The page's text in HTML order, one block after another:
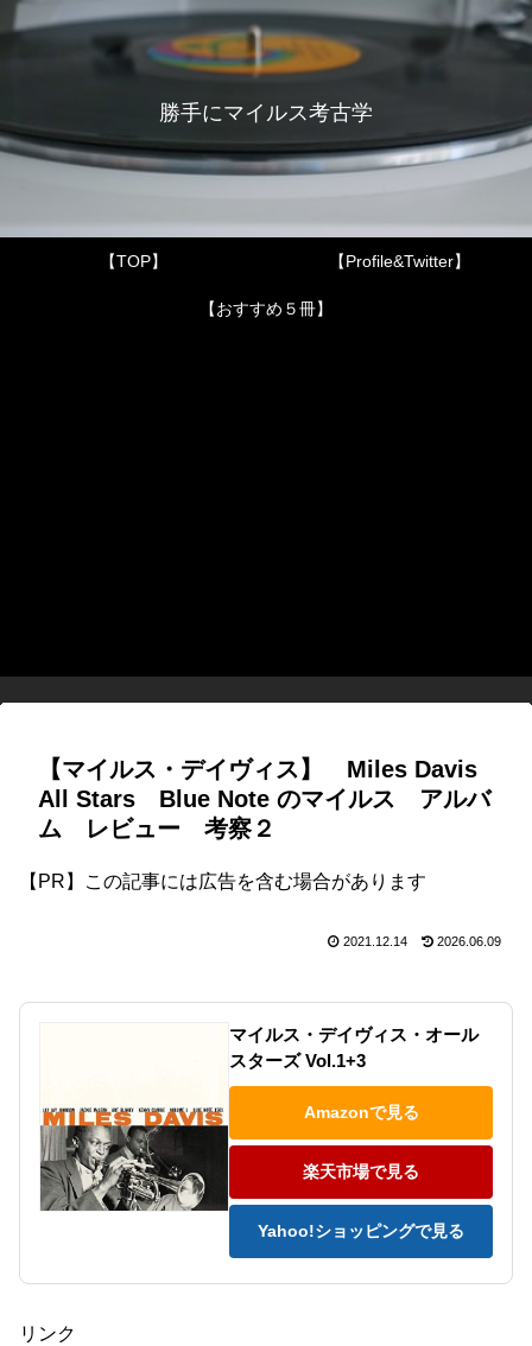
勝手にマイルス考古学
【TOP】 【Profile&Twitter】
【おすすめ５冊】
【マイルス・デイヴィス】 Miles Davis
All Stars Blue Note のマイルス アルバ
ム レビュー 考察２
【PR】この記事には広告を含む場合があります
2021.12.14 2026.06.09
マイルス・デイヴィス・オール
スターズ Vol.1+3
Amazonで見る
楽天市場で見る
Yahoo!ショッピングで見る
リンク